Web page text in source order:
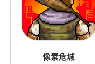
像素危城